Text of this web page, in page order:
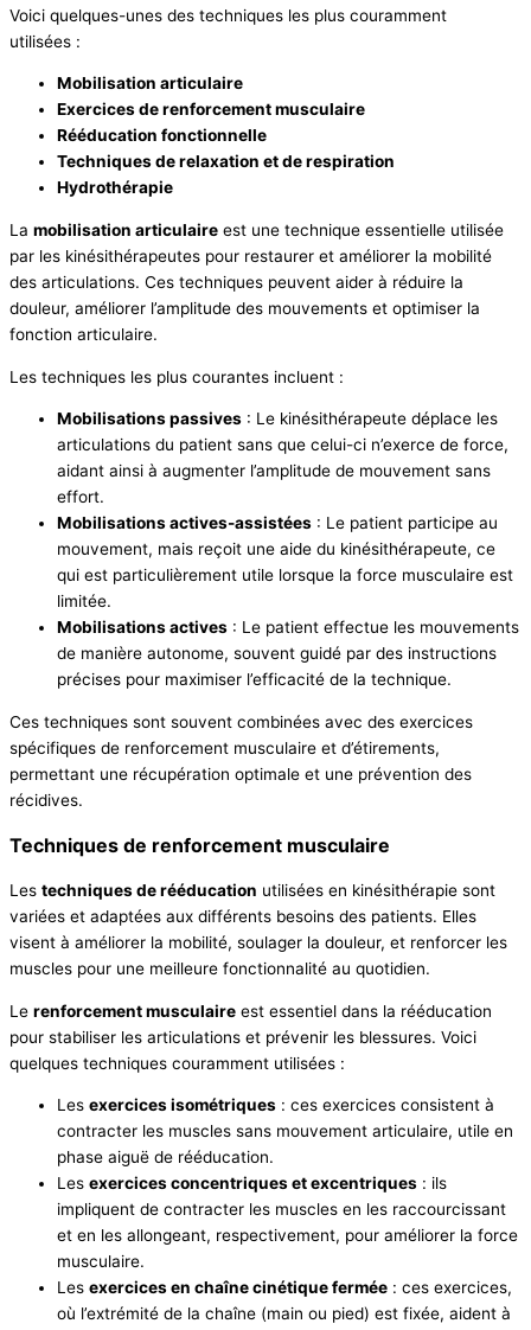
Voici quelques-unes des techniques les plus couramment
utilisées :
Mobilisation articulaire
Exercices de renforcement musculaire
Rééducation fonctionnelle
Techniques de relaxation et de respiration
Hydrothérapie
La mobilisation articulaire est une technique essentielle utilisée
par les kinésithérapeutes pour restaurer et améliorer la mobilité
des articulations. Ces techniques peuvent aider à réduire la
douleur, améliorer l’amplitude des mouvements et optimiser la
fonction articulaire.
Les techniques les plus courantes incluent :
Mobilisations passives : Le kinésithérapeute déplace les
articulations du patient sans que celui-ci n’exerce de force,
aidant ainsi à augmenter l’amplitude de mouvement sans
effort.
Mobilisations actives-assistées : Le patient participe au
mouvement, mais reçoit une aide du kinésithérapeute, ce
qui est particulièrement utile lorsque la force musculaire est
limitée.
Mobilisations actives : Le patient effectue les mouvements
de manière autonome, souvent guidé par des instructions
précises pour maximiser l’efficacité de la technique.
Ces techniques sont souvent combinées avec des exercices
spécifiques de renforcement musculaire et d’étirements,
permettant une récupération optimale et une prévention des
récidives.
Techniques de renforcement musculaire
Les techniques de rééducation utilisées en kinésithérapie sont
variées et adaptées aux différents besoins des patients. Elles
visent à améliorer la mobilité, soulager la douleur, et renforcer les
muscles pour une meilleure fonctionnalité au quotidien.
Le renforcement musculaire est essentiel dans la rééducation
pour stabiliser les articulations et prévenir les blessures. Voici
quelques techniques couramment utilisées :
Les exercices isométriques : ces exercices consistent à
contracter les muscles sans mouvement articulaire, utile en
phase aiguë de rééducation.
Les exercices concentriques et excentriques : ils
impliquent de contracter les muscles en les raccourcissant
et en les allongeant, respectivement, pour améliorer la force
musculaire.
Les exercices en chaîne cinétique fermée : ces exercices,
où l’extrémité de la chaîne (main ou pied) est fixée, aident à